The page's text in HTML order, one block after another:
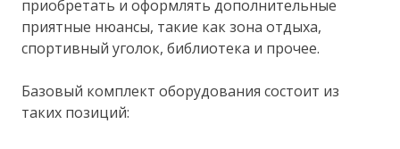
приобретать и оформлять дополнительные
приятные нюансы, такие как зона отдыха,
спортивный уголок, библиотека и прочее.
Базовый комплект оборудования состоит из
таких позиций: